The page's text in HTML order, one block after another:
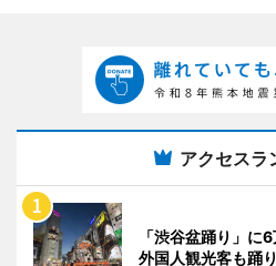
アクセスラ
「渋谷盆踊り」
外国人観光客も踊